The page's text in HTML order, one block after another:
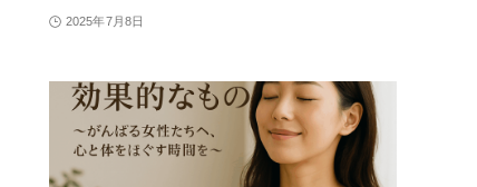
2025年7月8日